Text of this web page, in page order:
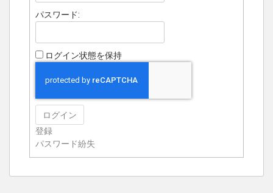
パスワード:
ログイン状態を保持
ログイン
登録
パスワード紛失